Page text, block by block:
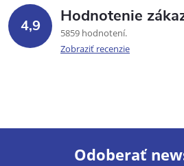
4,9 Hodnotenie
5859 hodnotení
Zobraziť recenzie
Odoberať